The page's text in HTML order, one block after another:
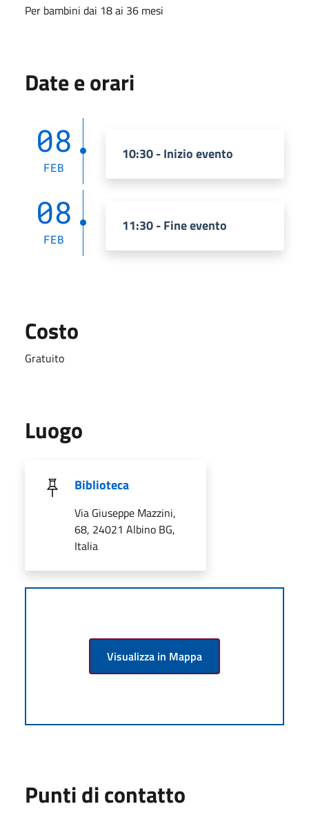
Per bambini dai 18 ai 36 mesi
Date e orari
08
FEB
10:30 - Inizio evento
08
FEB
11:30 - Fine evento
Costo
Gratuito
Luogo
Biblioteca
Via Giuseppe Mazzini,
68, 24021 Albino BG,
Italia
Visualizza in Mappa
Punti di contatto